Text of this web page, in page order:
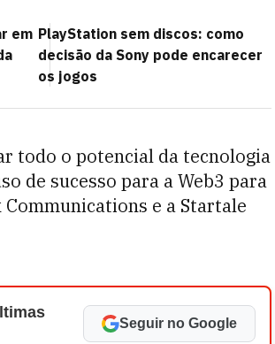
em PlayStation sem discos: como
decisão da Sony pode encarecer
os jogos
todo o potencial da tecnologia
de sucesso para a Web3 para
e a Startale
Seguir no Google